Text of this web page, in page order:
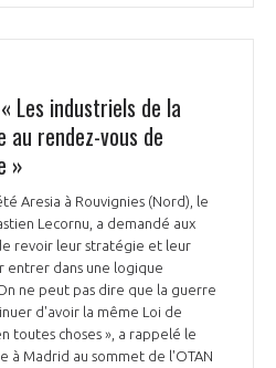
Les industriels de la
rendez-vous de
»
Aresia à Rouvignies (Nord), le
Lecornu, a demandé aux
revoir leur stratégie et leur
entrer dans une logique
ne peut pas dire que la guerre
d'avoir la même Loi de
toutes choses », a rappelé le
à Madrid au sommet de l'OTAN